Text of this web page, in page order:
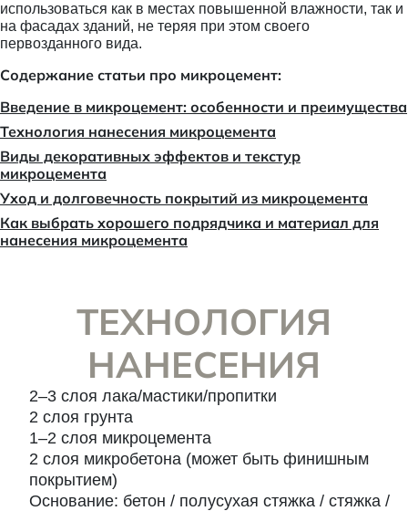
использоваться как в местах повышенной влажности, так и
на фасадах зданий, не теряя при этом своего
первозданного вида.
Содержание статьи про микроцемент:
Введение в микроцемент: особенности и преимущества
Технология нанесения микроцемента
Виды декоративных эффектов и текстур
микроцемента
Уход и долговечность покрытий из микроцемента
Как выбрать хорошего подрядчика и материал для
нанесения микроцемента
ТЕХНОЛОГИЯ
НАНЕСЕНИЯ
Схема нанесения слоев на пол
2–3 слоя лака/мастики/пропитки
2 слоя грунта
1–2 слоя микроцемента
2 слоя микробетона (может быть финишным
покрытием)
Основание: бетон / полусухая стяжка / стяжка /